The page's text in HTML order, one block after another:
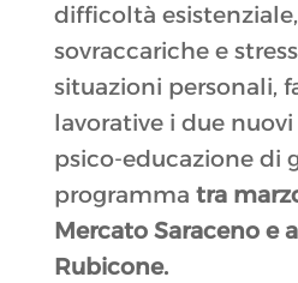
difficoltà
sovraccariche e
situazioni personali,
lavorative i due nuovi
psico-educazione di
programma tra
Mercato Saraceno e
Rubicone.